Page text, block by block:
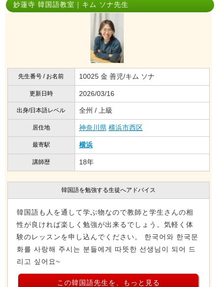
妙蓮寺 韓国語教室｜キム ソナ先生
先生番号 / お名前 10025 金 善児/キム ソナ
更新日時 2026/03/16
出身/日本語レベル 全州 / 上級
居住地 神奈川県 横浜市西区
最寄駅 横浜
講師歴 18年
韓国語を勉強する生徒へアドバイス
韓国語も人を通して学ぶ物なので教師と学生さんの相
性が良ければ楽しく勉強が出来るでしょう。気軽く体
験のレッスンを申し込んでください。 한국어와 한국문
화를 사랑해 주시는 분들에게 따뜻한 선생님이 되어 드
리고 싶어요~
この韓国語先生を、もっと見る